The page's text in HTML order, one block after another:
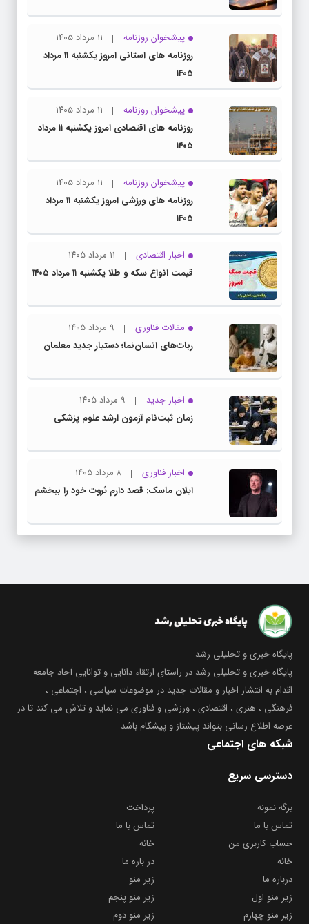
پیشخوان روزنامه
۱۱ مرداد ۱۴۰۵
روزنامه های استانی امروز یکشنبه ۱۱ مرداد
۱۴۰۵
پیشخوان روزنامه
۱۱ مرداد ۱۴۰۵
روزنامه های اقتصادی امروز یکشنبه ۱۱ مرداد
۱۴۰۵
پیشخوان روزنامه
۱۱ مرداد ۱۴۰۵
روزنامه های ورزشی امروز یکشنبه ۱۱ مرداد
۱۴۰۵
اخبار اقتصادی
۱۱ مرداد ۱۴۰۵
قیمت انواع سکه و طلا یکشنبه ۱۱ مرداد ۱۴۰۵
مقالات فناوری
۹ مرداد ۱۴۰۵
ربات‌های انسان‌نما؛ دستیار جدید معلمان
اخبار جدید
۹ مرداد ۱۴۰۵
زمان ثبت‌نام آزمون ارشد علوم پزشکی
اخبار فناوری
۸ مرداد ۱۴۰۵
ایلان ماسک: قصد دارم ثروت خود را ببخشم
پایگاه خبری و تحلیلی رشد
پایگاه خبری و تحلیلی رشد در راستای ارتقاء دانایی و توانایی آحاد جامعه
اقدام به انتشار اخبار و مقالات جدید در موضوعات سیاسی ، اجتماعی ،
فرهنگی ، هنری ، اقتصادی ، ورزشی و فناوری می نماید و تلاش می کند تا در
عرصه اطلاع رسانی بتواند پیشتاز و پیشگام باشد
شبکه های اجتماعی
دسترسی سریع
برگه نمونه
پرداخت
تماس با ما
تماس با ما
حساب کاربری من
خانه
خانه
در باره ما
درباره ما
زیر منو
زیر منو اول
زیر منو پنجم
زیر منو چهارم
زیر منو دوم